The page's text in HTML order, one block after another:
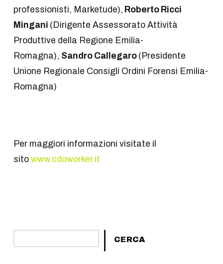
professionisti, Marketude), Roberto Ricci
Mingani (Dirigente Assessorato Attività
Produttive della Regione Emilia-
Romagna), Sandro Callegaro (Presidente
Unione Regionale Consigli Ordini Forensi Emilia-
Romagna)
Per maggiori informazioni visitate il
sito www.cdoworker.it
CERCA